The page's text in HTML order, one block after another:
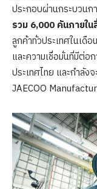
ประกอบผ่านกระบวน
รวม 6,000 คันภายใ
ลูกค้าทั่วประเทศในเดื
และความเชื่อมั่นที่มีต่
ประเทศไทย และกำลัง
JAECOO